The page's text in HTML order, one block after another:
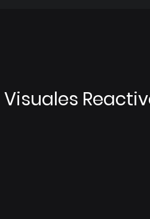
Visuales